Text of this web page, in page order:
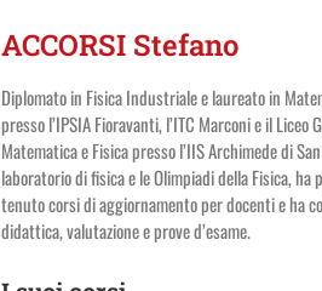
ACCORSI Stefano
Diplomato in Fisica Industriale e laureato in
presso l’IPSIA Fioravanti, l’ITC Marconi e il
Matematica e Fisica presso l’IIS Archimede di
laboratorio di fisica e le Olimpiadi della Fisica, ha
tenuto corsi di aggiornamento per docenti e ha
didattica, valutazione e prove d’esame.